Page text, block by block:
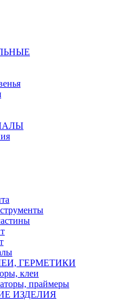
ГЕРМЕТИКИ
клеи
праймеры
ИЗДЕЛИЯ